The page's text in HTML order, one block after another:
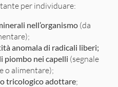
per individuare:
nell’organismo (da
anomala di radicali liberi;
piombo nei capelli (segnale
o alimentare);
tricologico adottare;